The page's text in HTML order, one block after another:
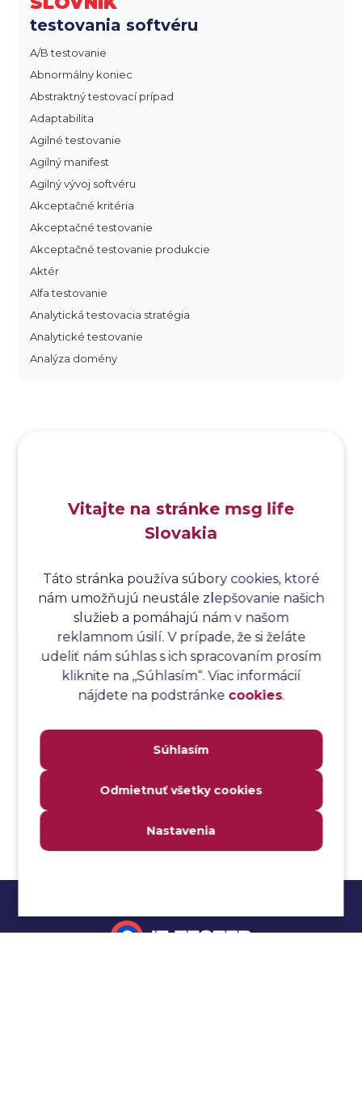
testovania softvéru
A/B testovanie
Abnormálny koniec
Abstraktný testovací prípad
Adaptabilita
Agilné testovanie
Agilný manifest
Agilný vývoj softvéru
Akceptačné kritéria
Akceptačné testovanie
Akceptačné testovanie produkcie
Aktér
Alfa testovanie
Analytická testovacia stratégia
Analytické testovanie
Analýza domény
Analýza príčin a následkov
Analýza spôsobu a následkov zlyhania softvéru
Analýza stromu chýb
Analýza stromu chýb softvéru
Analýza testovacieho bodu
Analýza toku riadenia
Analýza toku údajov
Analýza webových stránok a inventár meraní
Analyzovateľnosť
Anti-malvér
Vitajte na stránke msg life
Slovakia
Táto stránka používa súbory cookies, ktoré
nám umožňujú neustále zlepšovanie našich
služieb a pomáhajú nám v našom
reklamnom úsilí. V prípade, že si želáte
udeliť nám súhlas s ich spracovaním prosím
kliknite na ,,Súhlasím“. Viac informácií
nájdete na podstránke cookies.
Súhlasím
Odmietnuť všetky cookies
Nastavenia